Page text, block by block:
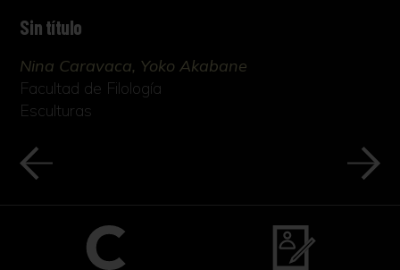
Sin título
Nina Caravaca, Yoko Akabane
Facultad de Filología
Esculturas